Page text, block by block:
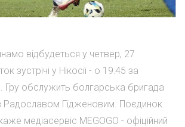
відбудеться у четвер, 27
зустрічі у Нікосії - о 19:45 за
Гру обслужить болгарська бригада
з Радославом Гідженовим. Поєдинок
медіасервіс MEGOGO - офіційний